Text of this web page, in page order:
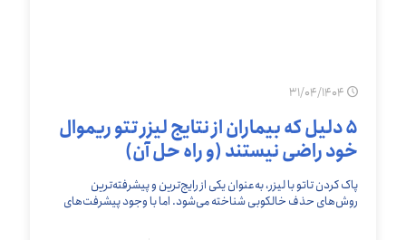
31/04/1404
۵ دلیل که بیماران از نتایج لیزر تتو ریموال
خود راضی نیستند (و راه حل آن)
پاک کردن تاتو با لیزر، به‌عنوان یکی از رایج‌ترین و پیشرفته‌ترین
روش‌های حذف خالکوبی شناخته می‌شود. اما با وجود پیشرفت‌های